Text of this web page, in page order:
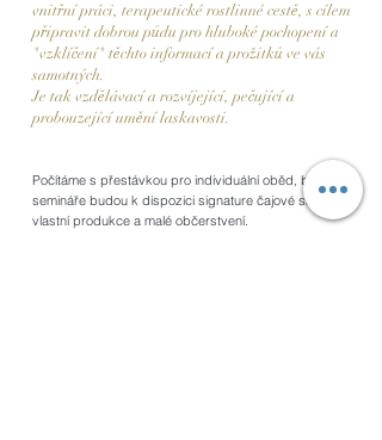
vnitřní práci, terapeutické rostlinné cestě, s cílem
připravit dobrou půdu pro hluboké pochopení a
"vzklíčení" těchto informací a prožitků ve vás
samotných.
Je tak vzdělávací a rozvíjející, pečující a
probouzející umění laskavosti.
Počítáme s přestávkou pro individuální oběd, během
semináře budou k dispozici signature čajové směsi z
vlastní produkce a malé občerstvení.